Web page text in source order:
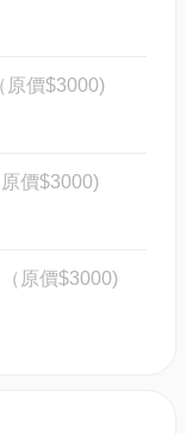
原價$3000)
價$3000)
原價$3000)